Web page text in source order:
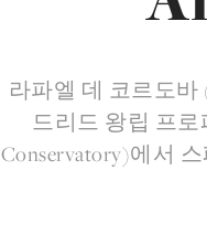
라파엘 데 코르도바
드리드 왕립 프로
Conservatory)에서